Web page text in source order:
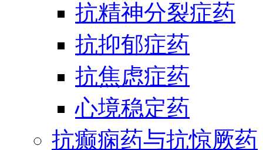
抗精神分裂症药
抗抑郁症药
抗焦虑症药
心境稳定药
抗癫痫药与抗惊厥药